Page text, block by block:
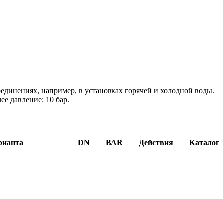
например, в установках горячей и холодной воды.
давление: 10 бар.
DN BAR Действия Каталог